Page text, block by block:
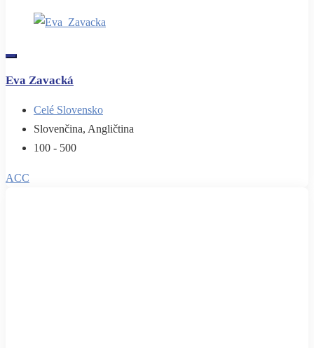
Eva Zavacká
Celé Slovensko
Slovenčina, Angličtina
100 - 500
ACC